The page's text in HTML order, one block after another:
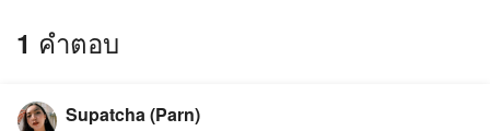
1 คำตอบ
Supatcha (Parn)